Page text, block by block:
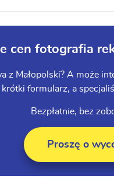
cen fotografia
z Małopolski? A może
formularz, a
Bezpłatnie, bez
Proszę o